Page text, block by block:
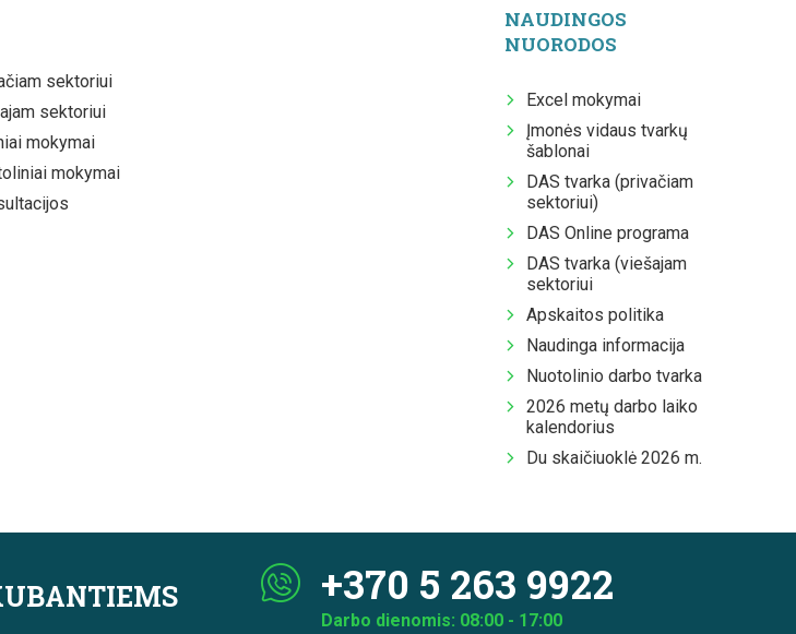
sektoriui
sektoriui
mokymai
mokymai
NAUDINGOS
NUORODOS
Excel mokymai
Įmonės vidaus tvarkų
šablonai
DAS tvarka (privačiam
sektoriui)
DAS Online programa
DAS tvarka (viešajam
sektoriui
Apskaitos politika
Naudinga informacija
Nuotolinio darbo tvarka
2026 metų darbo laiko
kalendorius
Du skaičiuoklė 2026 m.
+370 5 263 9922
Darbo dienomis: 08:00 - 17:00